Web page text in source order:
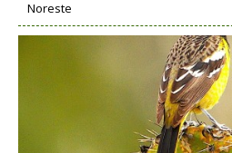
Noreste